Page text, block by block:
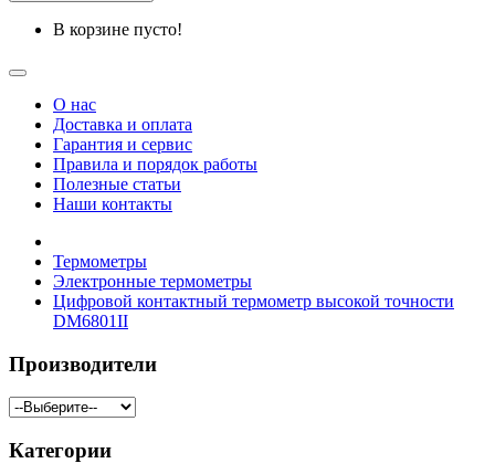
В корзине пусто!
О нас
Доставка и оплата
Гарантия и сервис
Правила и порядок работы
Полезные статьи
Наши контакты
Термометры
Электронные термометры
Цифровой контактный термометр высокой точности
DM6801II
Производители
Категории